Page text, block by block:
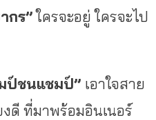
กร”ใครจะอยู่ ใครจะไป
ป์ชนแชมป์” เอาใจสาย
ดี ที่มาพร้อมอินเนอร์